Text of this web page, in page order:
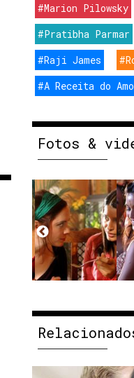
#Marion Pilowsky
#Pratibha Parmar
#Raji James
#A Receita do
Fotos &